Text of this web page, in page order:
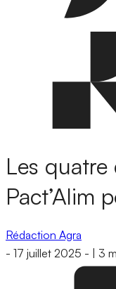
Les
Pact’Alim
Rédaction Agra
- 17 juillet 2025 - 3